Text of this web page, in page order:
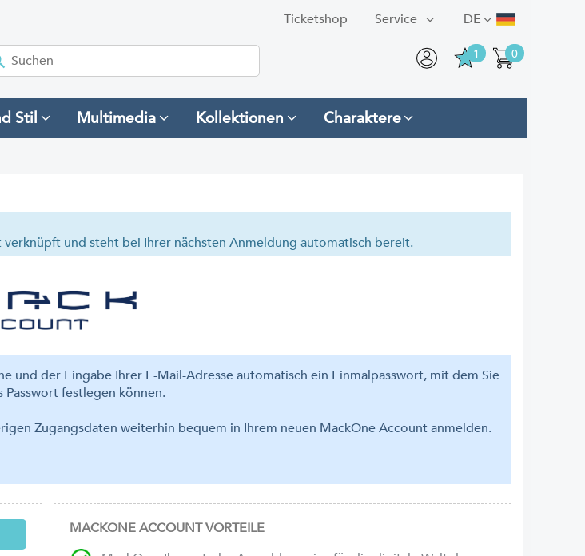
DE
Service
Ticketshop
0
1
Stil Multimedia Kollektionen Charaktere
und steht bei Ihrer nächsten Anmeldung automatisch bereit.
und der Eingabe Ihrer E-Mail-Adresse automatisch ein Einmalpasswort, mit dem Sie
festlegen können.
Zugangsdaten weiterhin bequem in Ihrem neuen MackOne Account anmelden.
MACKONE ACCOUNT VORTEILE